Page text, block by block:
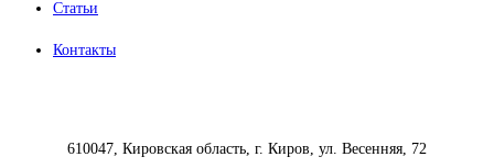
Статьи
Контакты
610047, Кировская область, г. Киров, ул. Весенняя, 72